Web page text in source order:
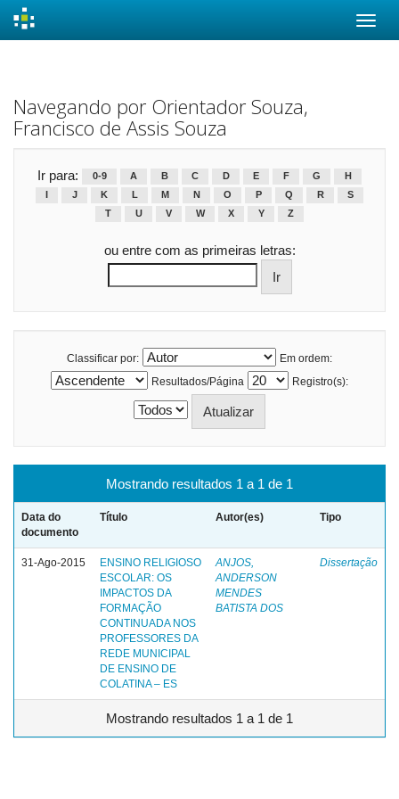
Navegando por Orientador Souza,
Francisco de Assis Souza
Ir para: 0-9 A B C D E F G
H
J K L M N O P Q R
S
T
U V W X Y Z
ou entre com as primeiras letras:
Classificar por:
Em ordem:
Resultados/Página
Registro(s):
Mostrando resultados 1 a 1 de 1
Data do
documento
Título Autor(es) Tipo
31-Ago-2015
ENSINO RELIGIOSO
ESCOLAR: OS
IMPACTOS DA
FORMAÇÃO
CONTINUADA NOS
PROFESSORES DA
REDE MUNICIPAL
DE ENSINO DE
COLATINA – ES
ANJOS,
ANDERSON
MENDES
BATISTA DOS
Dissertação
Mostrando resultados 1 a 1 de 1